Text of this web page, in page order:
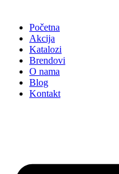
Početna
Akcija
Katalozi
Brendovi
O nama
Blog
Kontakt